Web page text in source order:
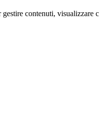
contenuti, visualizzare